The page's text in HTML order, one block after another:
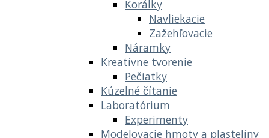
Korálky
Navliekacie
Zažehľovacie
Náramky
Kreatívne tvorenie
Pečiatky
Kúzelné čítanie
Laboratórium
Experimenty
Modelovacie hmoty a plastelíny